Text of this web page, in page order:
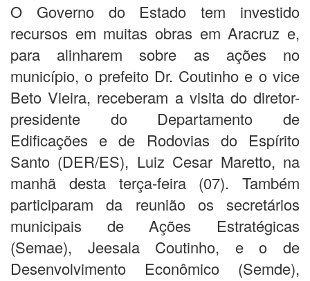
O Governo do Estado tem investido
recursos em muitas obras em Aracruz e,
para alinharem sobre as ações no
município, o prefeito Dr. Coutinho e o vice
Beto Vieira, receberam a visita do diretor-
presidente do Departamento de
Edificações e de Rodovias do Espírito
Santo (DER/ES), Luiz Cesar Maretto, na
manhã desta terça-feira (07). Também
participaram da reunião os secretários
municipais de Ações Estratégicas
(Semae), Jeesala Coutinho, e o de
Desenvolvimento Econômico (Semde),